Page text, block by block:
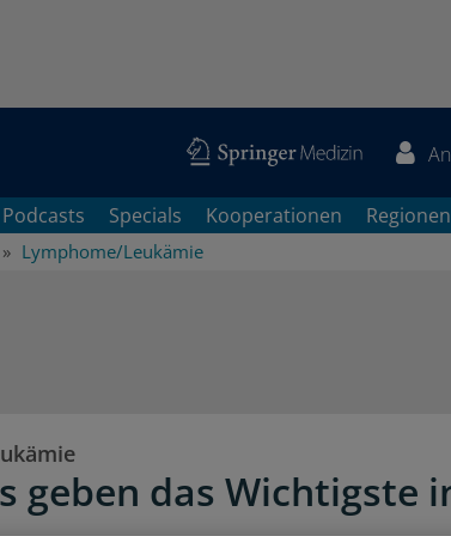
Podcasts Specials Kooperationen Regionen
Lymphome/Leukämie
geben das Wichtigste